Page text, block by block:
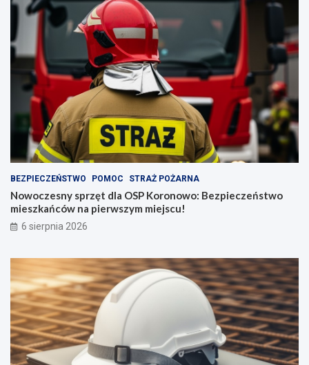
BEZPIECZEŃSTWO POMOC STRAŻ POŻARNA
Nowoczesny sprzęt dla OSP Koronowo: Bezpieczeństwo
mieszkańców na pierwszym miejscu!
6 sierpnia 2026